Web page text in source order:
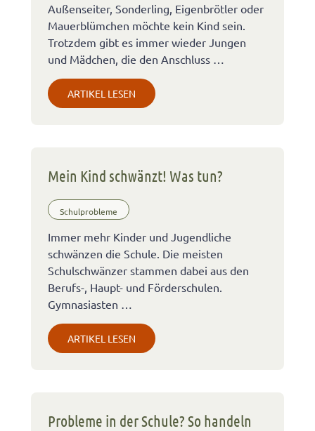
Außenseiter, Sonderling, Eigenbrötler oder
Mauerblümchen möchte kein Kind sein.
Trotzdem gibt es immer wieder Jungen
und Mädchen, die den Anschluss …
ARTIKEL LESEN
Mein Kind schwänzt! Was tun?
Schulprobleme
Immer mehr Kinder und Jugendliche
schwänzen die Schule. Die meisten
Schulschwänzer stammen dabei aus den
Berufs-, Haupt- und Förderschulen.
Gymnasiasten …
ARTIKEL LESEN
Probleme in der Schule? So handeln